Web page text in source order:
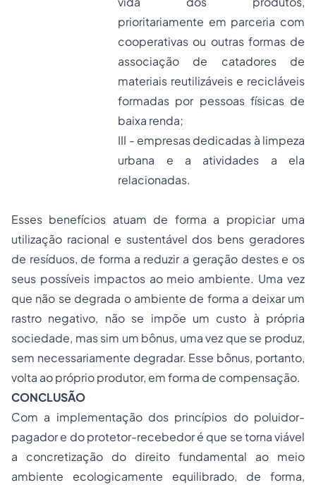
prioritariamente em parceria com
cooperativas ou outras formas de
associação de catadores de
materiais reutilizáveis e recicláveis
formadas por pessoas físicas de
baixa renda;
III - empresas dedicadas à limpeza
urbana e a atividades a ela
relacionadas.
Esses benefícios atuam de forma a propiciar uma
utilização racional e sustentável dos bens geradores
de resíduos, de forma a reduzir a geração destes e os
seus possíveis impactos ao meio ambiente. Uma vez
que não se degrada o ambiente de forma a deixar um
rastro negativo, não se impõe um custo à própria
sociedade, mas sim um bônus, uma vez que se produz,
sem necessariamente degradar. Esse bônus, portanto,
volta ao próprio produtor, em forma de compensação.
CONCLUSÃO
Com a implementação dos princípios do poluidor-
pagador e do protetor-recebedor é que se torna viável
a concretização do direito fundamental ao meio
ambiente ecologicamente equilibrado, de forma,